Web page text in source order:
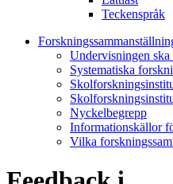
Teckenspråk
Undervisningen
Systematiska
Nyckelbegrepp
Informationskällor
Vilka